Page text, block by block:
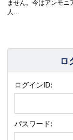
ません。今はアンモニ
人...
ロ
ログインID:
パスワード: